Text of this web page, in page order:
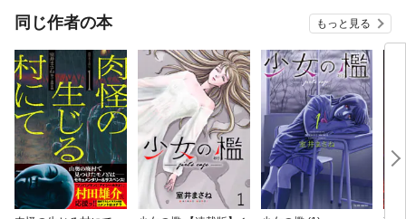
同じ作者の本 もっと見る